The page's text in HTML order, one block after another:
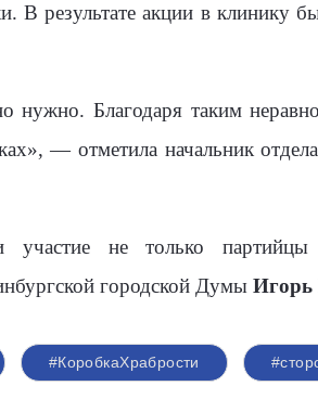
В результате акции в клинику
нужно. Благодаря таким
— отметила начальник
не только
городской Думы Игорь
#КоробкаХрабрости